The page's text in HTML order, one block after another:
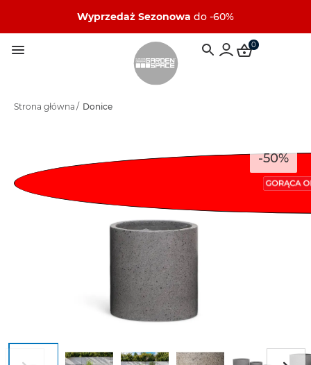
Wyprzedaż Sezonowa do -60%
0
Strona główna / Donice
-50%